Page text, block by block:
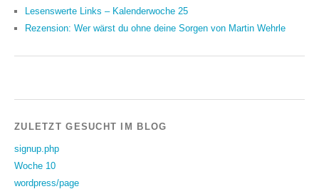
Lesenswerte Links – Kalenderwoche 25
Rezension: Wer wärst du ohne deine Sorgen von Martin Wehrle
ZULETZT GESUCHT IM BLOG
signup.php
Woche 10
wordpress/page